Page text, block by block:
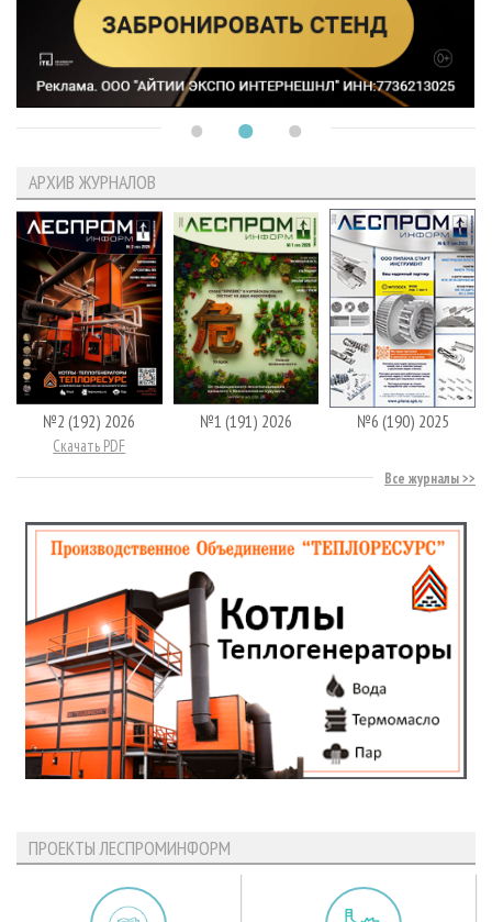
АРХИВ ЖУРНАЛОВ
№2 (192) 2026
Скачать PDF
№1 (191) 2026 №6 (190) 2025
Все журналы
ПРОЕКТЫ ЛЕСПРОМИНФОРМ